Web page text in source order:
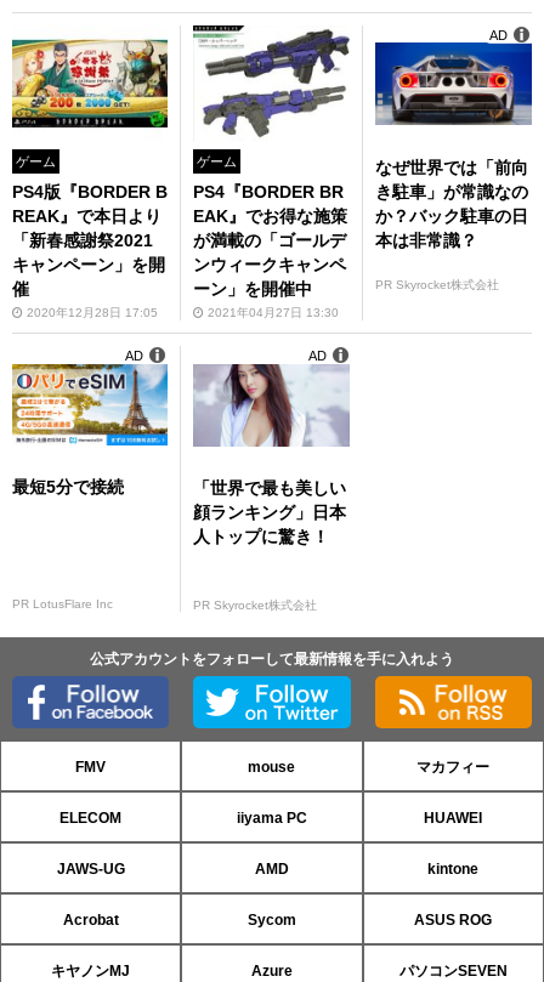
ゲーム
PS4版『BORDER B
REAK』で本日より
「新春感謝祭2021
キャンペーン」を開
催
2020年12月28日 17:05
ゲーム
PS4『BORDER BR
EAK』でお得な施策
が満載の「ゴールデ
ンウィークキャンペ
ーン」を開催中
2021年04月27日 13:30
なぜ世界では「前向
き駐車」が常識なの
か？バック駐車の日
本は非常識？
PR Skyrocket株式会社
AD
最短5分で接続
PR LotusFlare Inc
AD
「世界で最も美しい
顔ランキング」日本
人トップに驚き！
PR Skyrocket株式会社
AD
公式アカウントをフォローして最新情報を手に入れよう
FMV mouse マカフィー
ELECOM iiyama PC HUAWEI
JAWS-UG AMD kintone
Acrobat Sycom ASUS ROG
キヤノンMJ Azure パソコンSEVEN